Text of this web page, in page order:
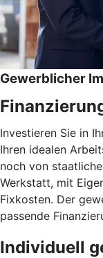
Gewerblicher
Investieren Sie in
Ihren idealen
noch von
Werkstatt, mit
Fixkosten. Der
passende
Individuell